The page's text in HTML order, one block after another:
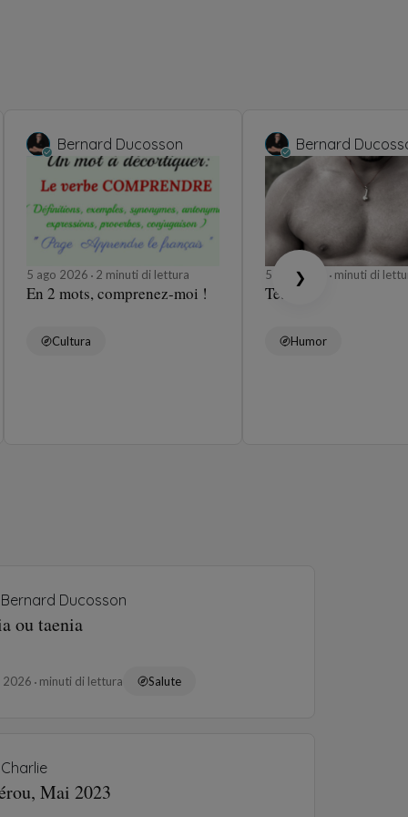
Bernard Ducosson
5 ago 2026 2 minuti di lettura
En 2 mots, comprenez-moi !
Cultura
Bernard
5 ago 2026 minuti di
Tétons
Humor
❯
Bernard Ducosson
ou taenia
2026 minuti di lettura Salute
Charlie
Mai 2023